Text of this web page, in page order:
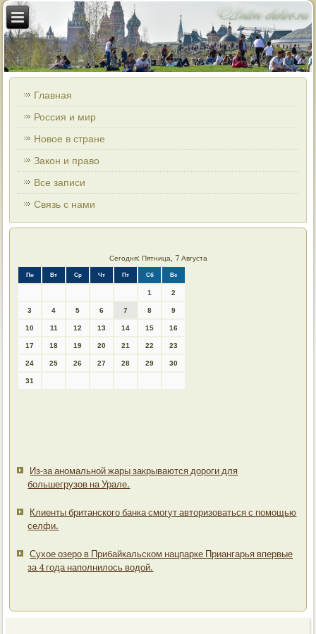
Главная
Россия и мир
Новое в стране
Закон и право
Все записи
Связь с нами
Сегодня: Пятница, 7 Августа
Пн Вт Ср Чт Пт Сб Вс
1 2
3 4 5 6 7 8 9
10 11 12 13 14 15 16
17 18 19 20 21 22 23
24 25 26 27 28 29 30
31
Из-за аномальной жары закрываются дороги для
большегрузов на Урале.
Клиенты британского банка смогут авторизоваться с помощью
селфи.
Сухое озеро в Прибайкальском нацпарке Приангарья впервые
за 4 года наполнилось водой.